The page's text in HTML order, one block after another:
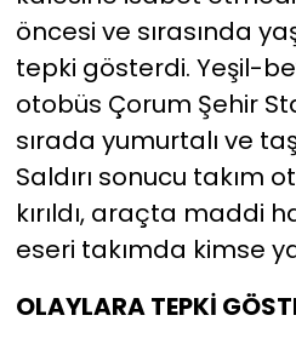
öncesi ve sırasında
tepki gösterdi. Yeşil-
otobüs Çorum Şehir
sırada yumurtalı ve
Saldırı sonucu takım
kırıldı, araçta maddi
eseri takımda kimse
OLAYLARA TEPKİ